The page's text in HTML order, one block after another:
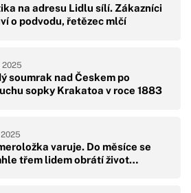
na adresu Lidlu sílí. Zákazníci
o podvodu, řetězec mlčí
soumrak nad Českem po
sopky Krakatoa v roce 1883
2025
varuje. Do měsíce se
třem lidem obrátí život…